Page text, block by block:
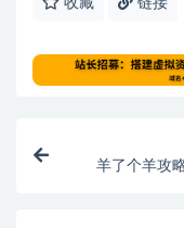
收藏 链接
羊了个羊攻